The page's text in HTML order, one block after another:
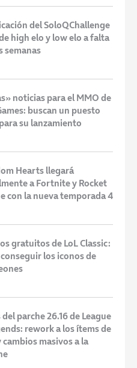
del SoloQChallenge
high elo y low elo a falta
semanas
noticias para el MMO de
buscan un puesto
su lanzamiento
Hearts llegará
a Fortnite y Rocket
con la nueva temporada 4
gratuitos de LoL Classic:
los iconos de
parche 26.16 de League
rework a los ítems de
cambios masivos a la